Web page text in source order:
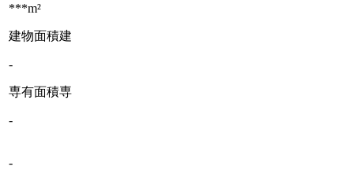
***m²
建物面積建
-
専有面積専
-
-